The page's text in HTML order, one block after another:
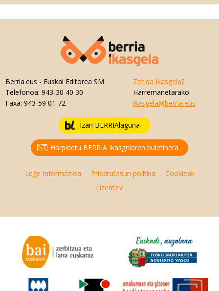
Berria.eus - Euskal Editorea SM
Telefonoa: 943-30 40 30
Faxa: 943-59 01 72
Zer da Ikasgela?
Harremanetarako:
ikasgela@berria.eus
Izan BERRIAlaguna
Harpidetu BERRIA Ikasgelaren buletinera
Lege Informazioa Pribatutasun politika
Cookieak
Lizentzia